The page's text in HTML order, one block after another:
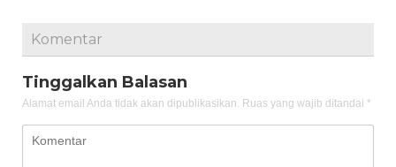
Komentar
Tinggalkan Balasan
Alamat email Anda tidak akan dipublikasikan. Ruas yang wajib ditandai *